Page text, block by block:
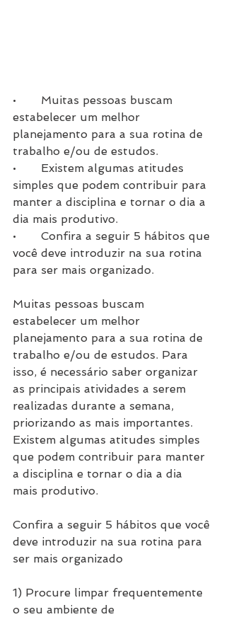
•	Muitas pessoas buscam
estabelecer um melhor
planejamento para a sua rotina de
trabalho e/ou de estudos.
•	Existem algumas atitudes
simples que podem contribuir para
manter a disciplina e tornar o dia a
dia mais produtivo.
•	Confira a seguir 5 hábitos que
você deve introduzir na sua rotina
para ser mais organizado.
Muitas pessoas buscam
estabelecer um melhor
planejamento para a sua rotina de
trabalho e/ou de estudos. Para
isso, é necessário saber organizar
as principais atividades a serem
realizadas durante a semana,
priorizando as mais importantes.
Existem algumas atitudes simples
que podem contribuir para manter
a disciplina e tornar o dia a dia
mais produtivo.
Confira a seguir 5 hábitos que você
deve introduzir na sua rotina para
ser mais organizado
1) Procure limpar frequentemente
o seu ambiente de